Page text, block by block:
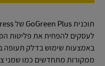
לעסקים להפחית את פליטות